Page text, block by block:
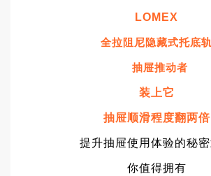
LOMEX
全拉阻尼隐藏式托底
抽屉推动者
装上它
抽屉顺滑程度翻两倍
提升抽屉使用体验的秘
你值得拥有